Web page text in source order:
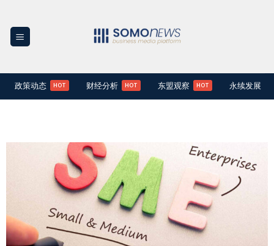
content
政策动态 财经分析 东盟观察 永续发展